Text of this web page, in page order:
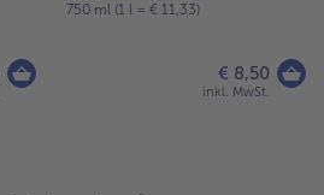
750 ml (1 l = € 11,33)
€ 8,50
inkl. MwSt.